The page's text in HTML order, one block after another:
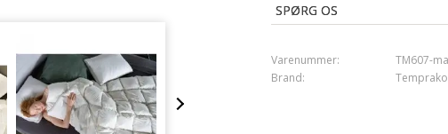
ene side
Konstruktion: Kassettedyne,
Tørretumbling
: Skal
Garanti
SPØRG OS
TM607-
Varenummer:
Brand: